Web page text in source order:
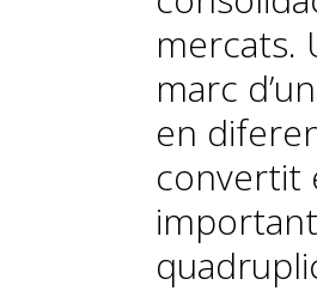
mercats.
marc
en
convertit